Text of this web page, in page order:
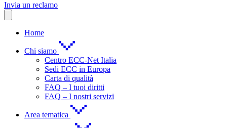
Invia un reclamo
Home
Chi siamo
Centro ECC-Net Italia
Sedi ECC in Europa
Carta di qualità
FAQ – I tuoi diritti
FAQ – I nostri servizi
Area tematica